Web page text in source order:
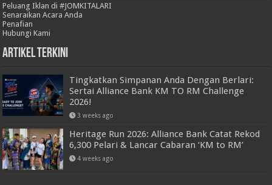
Peluang Iklan di #JOMKITALARI
Senaraikan Acara Anda
Penafian
Hubungi Kami
Artikel Terkini
Tingkatkan Simpanan Anda Dengan Berlari:
Sertai Alliance Bank KM TO RM Challenge
2026!
3 weeks ago
Heritage Run 2026: Alliance Bank Catat Rekod
6,300 Pelari & Lancar Cabaran ‘KM to RM’
4 weeks ago